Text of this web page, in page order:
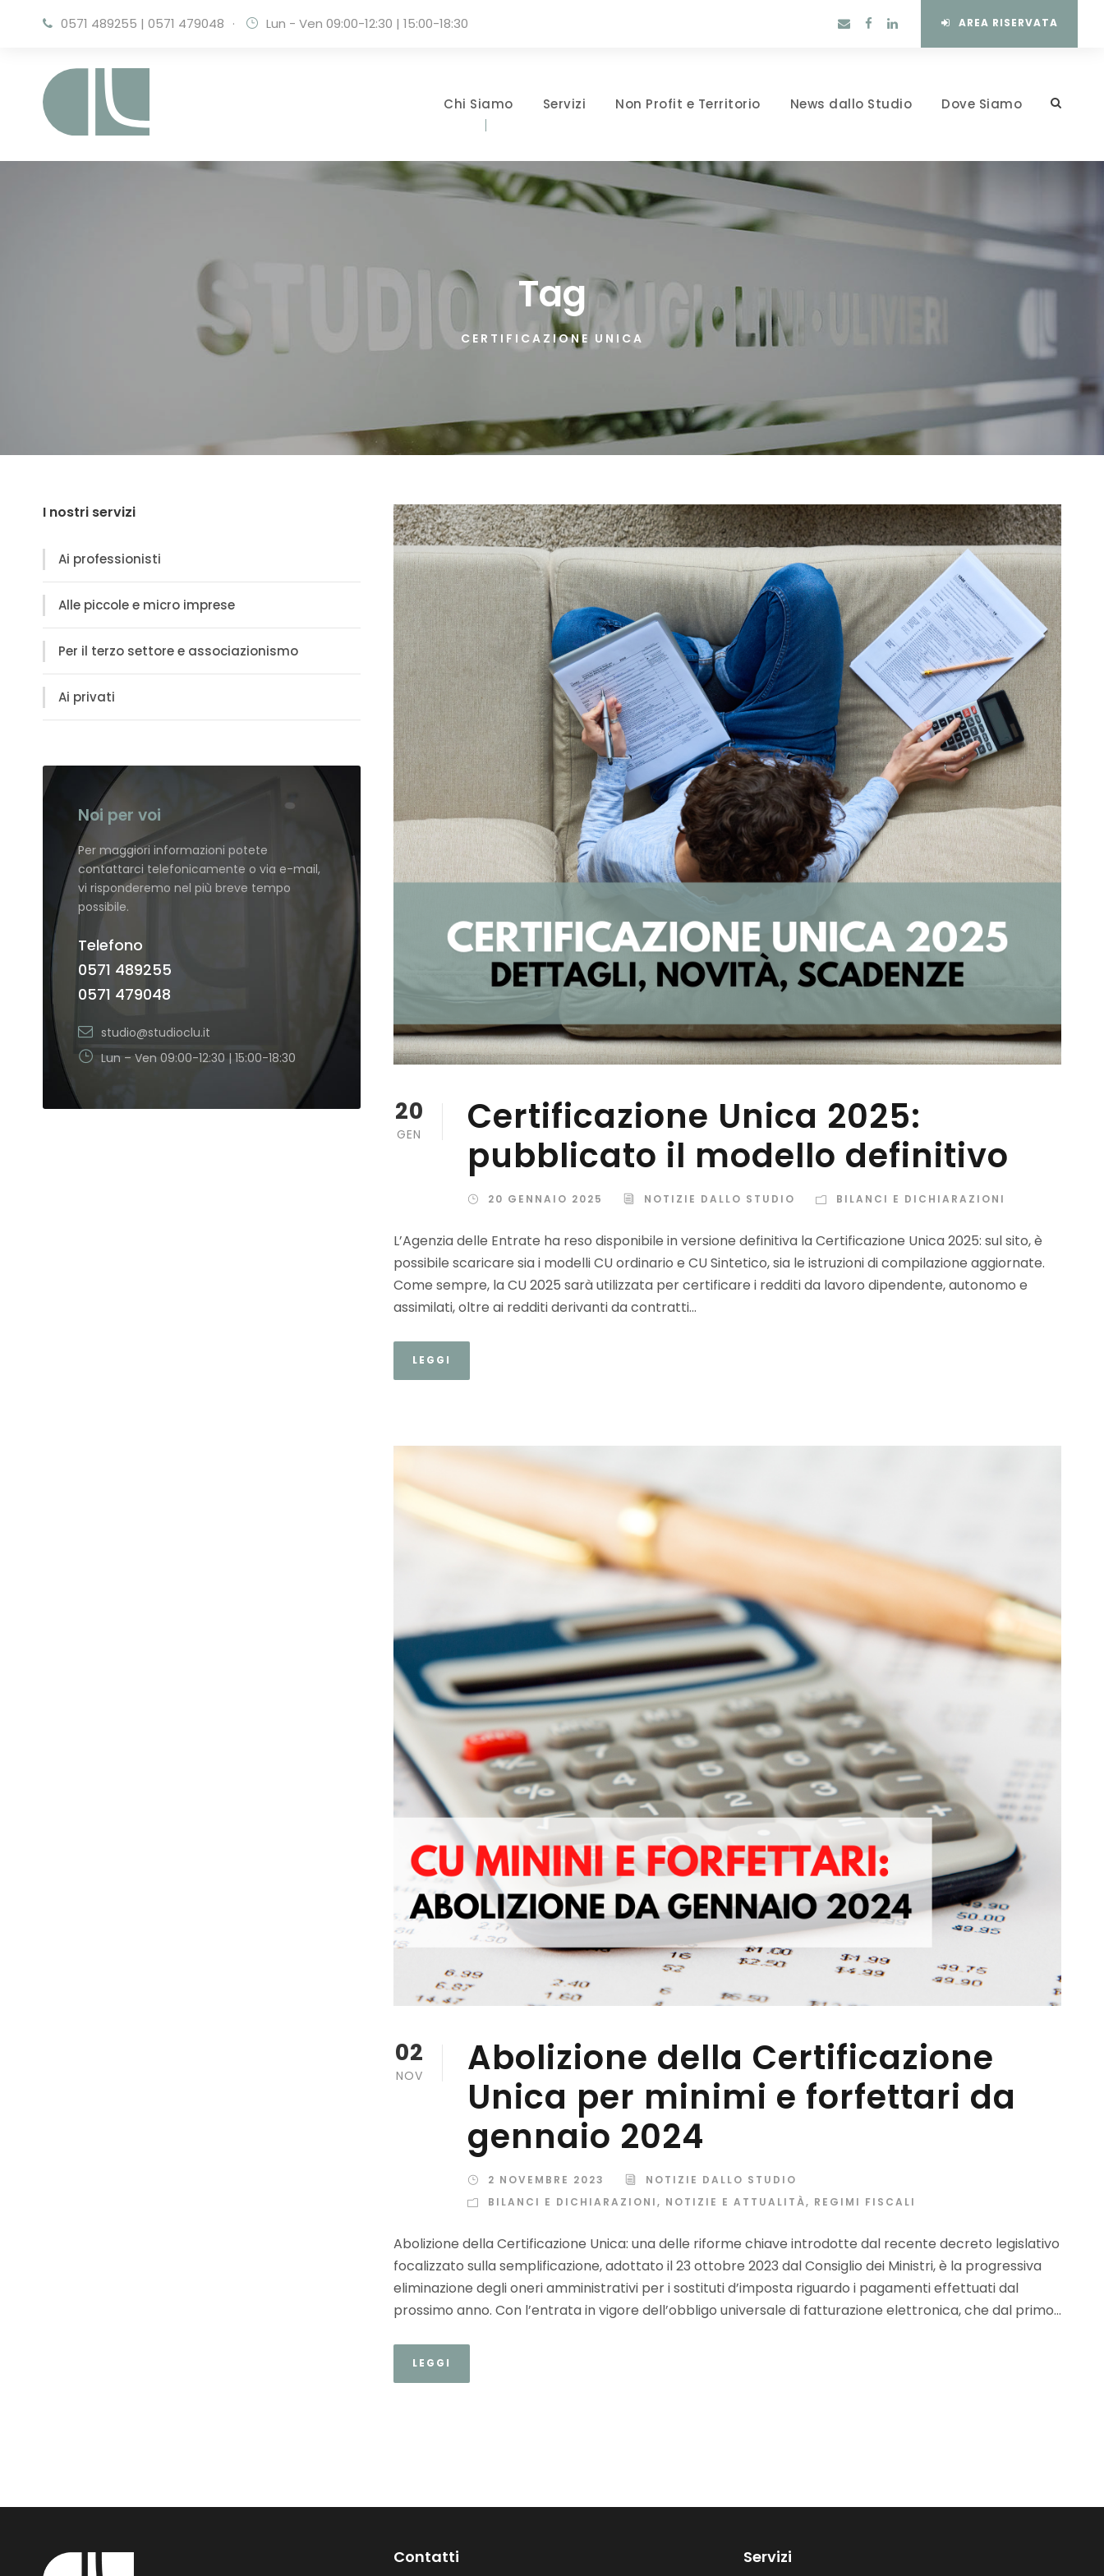
0571 489255 | 0571 479048 · Lun - Ven 09:00-12:30 | 15:00-18:30 AREA RISERVATA
Chi Siamo Servizi Non Profit e Territorio News dallo Studio Dove Siamo
Tag
CERTIFICAZIONE UNICA
20
GEN
Certificazione Unica 2025:
pubblicato il modello definitivo
20 GENNAIO 2025 NOTIZIE DALLO STUDIO BILANCI E DICHIARAZIONI
L’Agenzia delle Entrate ha reso disponibile in versione definitiva la Certificazione Unica 2025: sul sito, è
possibile scaricare sia i modelli CU ordinario e CU Sintetico, sia le istruzioni di compilazione aggiornate.
Come sempre, la CU 2025 sarà utilizzata per certificare i redditi da lavoro dipendente, autonomo e
assimilati, oltre ai redditi derivanti da contratti...
LEGGI
02
NOV
Abolizione della Certificazione
Unica per minimi e forfettari da
gennaio 2024
2 NOVEMBRE 2023
NOTIZIE DALLO STUDIO
BILANCI E DICHIARAZIONI, NOTIZIE E ATTUALITÀ, REGIMI FISCALI
Abolizione della Certificazione Unica: una delle riforme chiave introdotte dal recente decreto legislativo
focalizzato sulla semplificazione, adottato il 23 ottobre 2023 dal Consiglio dei Ministri, è la progressiva
eliminazione degli oneri amministrativi per i sostituti d’imposta riguardo i pagamenti effettuati dal
prossimo anno. Con l’entrata in vigore dell’obbligo universale di fatturazione elettronica, che dal primo...
LEGGI
I nostri servizi
Ai professionisti
Alle piccole e micro imprese
Per il terzo settore e associazionismo
Ai privati
Noi per voi
Per maggiori informazioni potete
contattarci telefonicamente o via e-mail,
vi risponderemo nel più breve tempo
possibile.
Telefono
0571 489255
0571 479048
studio@studioclu.it
Lun – Ven 09:00-12:30 | 15:00-18:30
Contatti Servizi